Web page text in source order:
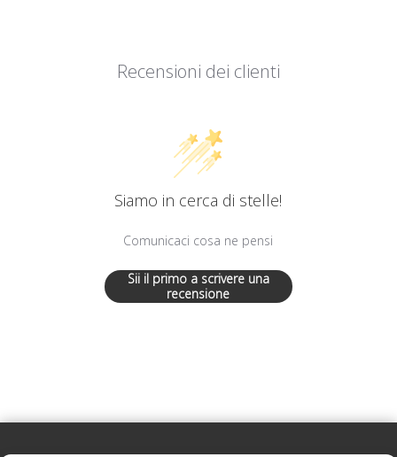
Recensioni dei clienti
Siamo in cerca di stelle!
Comunicaci cosa ne pensi
Sii il primo a scrivere una
recensione